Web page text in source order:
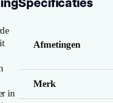
in
Afmetingen
Merk